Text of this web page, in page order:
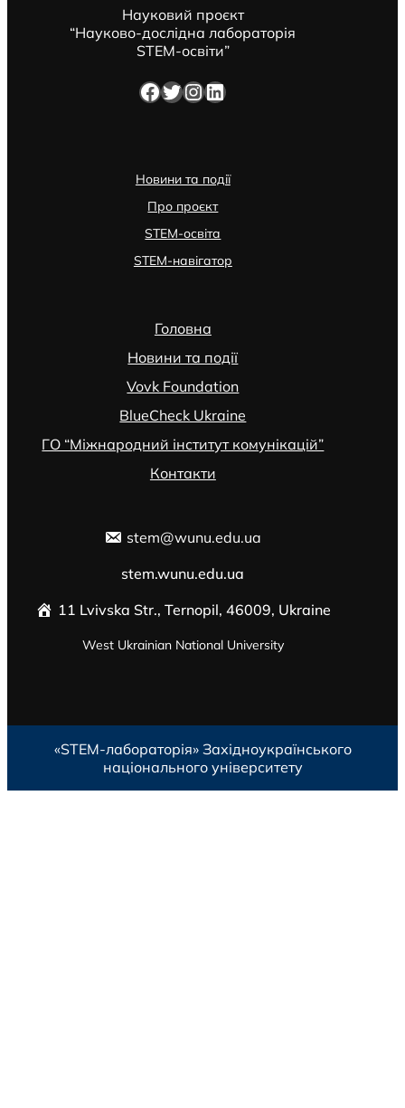
Науковий проєкт
“Науково-дослідна лабораторія
STEM-освіти”
Facebook Twitter InstagramLinkedIn
Новини та події
Про проєкт
STEM-освіта
STEM-навігатор
Головна
Новини та події
Vovk Foundation
BlueCheck Ukraine
ГО “Міжнародний інститут комунікацій”
Контакти
stem@wunu.edu.ua
stem.wunu.edu.ua
11 Lvivska Str., Ternopil, 46009, Ukraine
West Ukrainian National University
«STEM-лабораторія» Західноукраїнського
національного університету